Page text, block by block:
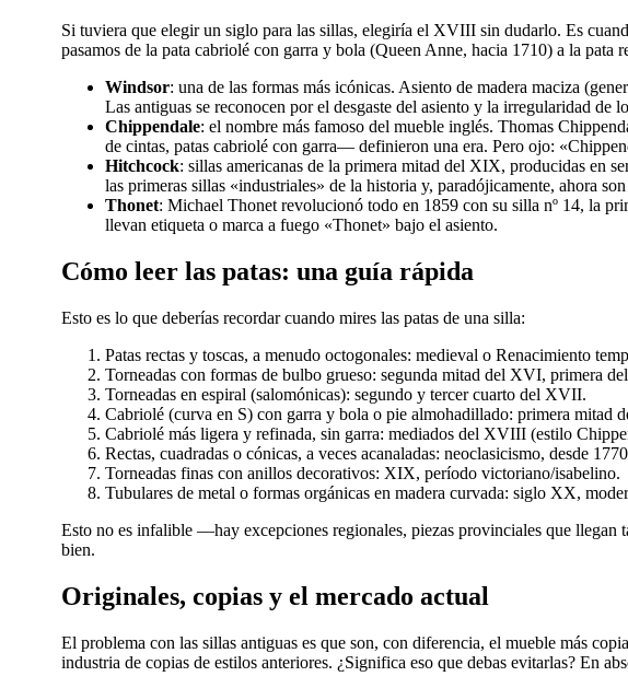
Si tuviera que elegir un siglo para las sillas, elegiría el XVIII sin dudarlo. Es
pasamos de la pata cabriolé con garra y bola (Queen Anne, hacia 1710) a la pata
Windsor: una de las formas más icónicas. Asiento de madera maciza
Las antiguas se reconocen por el desgaste del asiento y la irregularidad de
Chippendale: el nombre más famoso del mueble inglés. Thomas
de cintas, patas cabriolé con garra— definieron una era. Pero ojo:
Hitchcock: sillas americanas de la primera mitad del XIX, producidas en
las primeras sillas «industriales» de la historia y, paradójicamente, ahora
Thonet: Michael Thonet revolucionó todo en 1859 con su silla nº 14, la
llevan etiqueta o marca a fuego «Thonet» bajo el asiento.
Cómo leer las patas: una guía rápida
Esto es lo que deberías recordar cuando mires las patas de una silla:
Patas rectas y toscas, a menudo octogonales: medieval o Renacimiento
Torneadas con formas de bulbo grueso: segunda mitad del XVI, primera
Torneadas en espiral (salomónicas): segundo y tercer cuarto del XVII.
Cabriolé (curva en S) con garra y bola o pie almohadillado: primera mitad
Cabriolé más ligera y refinada, sin garra: mediados del XVIII (estilo
Rectas, cuadradas o cónicas, a veces acanaladas: neoclasicismo, desde
Torneadas finas con anillos decorativos: XIX, período victoriano/isabelino.
Tubulares de metal o formas orgánicas en madera curvada: siglo XX,
Esto no es infalible —hay excepciones regionales, piezas provinciales que
bien.
Originales, copias y el mercado actual
El problema con las sillas antiguas es que son, con diferencia, el mueble más
industria de copias de estilos anteriores. ¿Significa eso que debas evitarlas? En